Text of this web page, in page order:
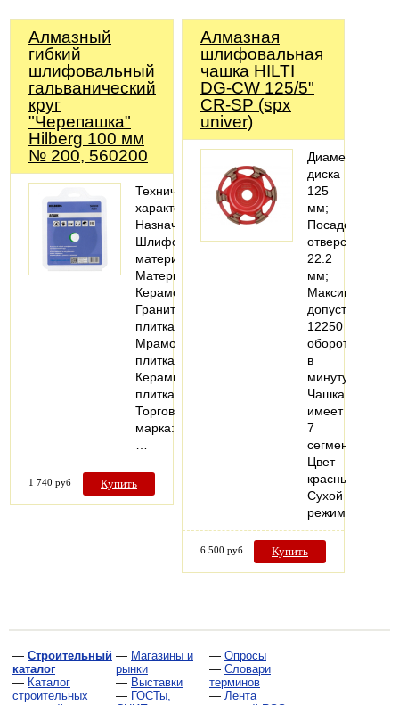
Алмазный
гибкий
шлифовальный
гальванический
круг
"Черепашка"
Hilberg 100 мм
№ 200, 560200
Технические
характеристики
Назначение:
Шлифовать
материал
Материалы:
Керамогранит;
Гранитная
плитка;
Мраморная
плитка;
Керамическая
плитка
Торговая
марка:
1 740 руб Купить
Алмазная
шлифовальная
чашка HILTI
DG-CW 125/5"
CR-SP (spx
univer)
Диаметр
диска
125
мм;
Посадочное
отверстие
22.2
мм;
Максимально
допустимые
12250
оборотов
в
минуту;
Чашка
имеет
7
сегментов;
Цвет
красный;
Сухой
режим…
6 500 руб Купить
— Строительный
каталог
— Каталог
строительных
— Магазины и
рынки
— Выставки
— ГОСТы,
— Опросы
— Словари
терминов
— Лента